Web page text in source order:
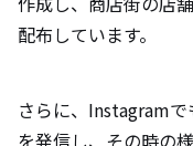
配布しています。
さらに、Instagram